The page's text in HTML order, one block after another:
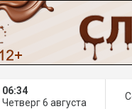
06:34
Четверг 6 августа